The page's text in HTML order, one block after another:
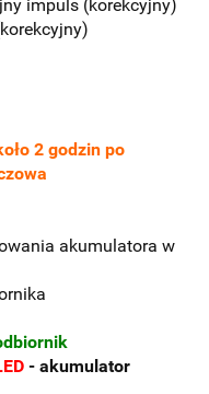
impuls (korekcyjny)
2 godzin po
akumulatora w
- akumulator